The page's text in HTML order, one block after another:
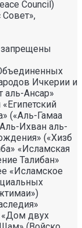
Council)
запрещены
Ичкерии и
аль-Ансар»
(«Аль-Гамаа
Ихван аль-
(«Хизб
«Исламская
Талибан»
«Исламское
«Дом двух